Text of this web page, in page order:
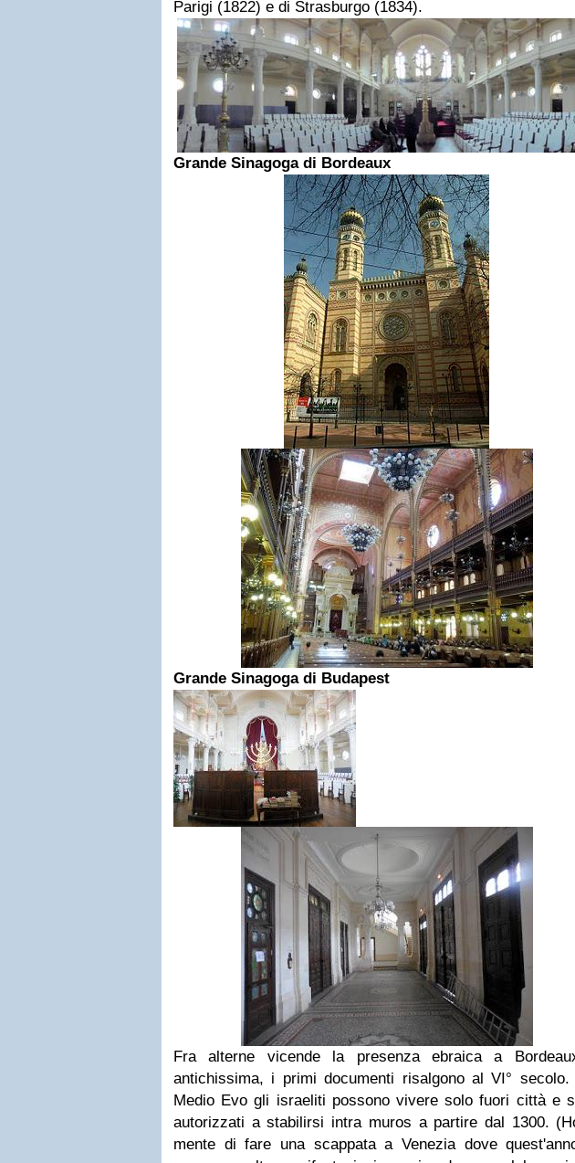
Parigi (1822) e di Strasburgo (1834).
Grande Sinagoga di Bordeaux
Grande Sinagoga di Budapest
Fra alterne vicende la presenza ebraica a
antichissima, i primi documenti risalgono al VI° secolo.
Medio Evo gli israeliti possono vivere solo fuori città e
autorizzati a stabilirsi intra muros a partire dal 1300.
mente di fare una scappata a Venezia dove